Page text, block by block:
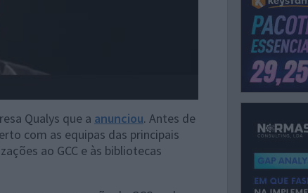
Qualys que a anunciou. Antes de
com as equipas das principais
ao GCC e às bibliotecas